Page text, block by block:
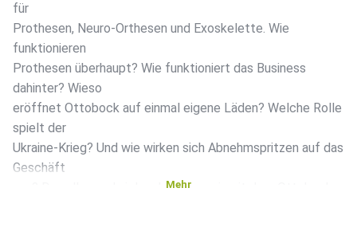
für
Prothesen, Neuro-Orthesen und Exoskelette. Wie
funktionieren
Prothesen überhaupt? Wie funktioniert das Business
dahinter? Wieso
eröffnet Ottobock auf einmal eigene Läden? Welche Rolle
spielt der
Ukraine-Krieg? Und wie wirken sich Abnehmspritzen auf das
Geschäft
aus? Das alles und viel mehr haben wir mit dem Ottobock-
Mehr